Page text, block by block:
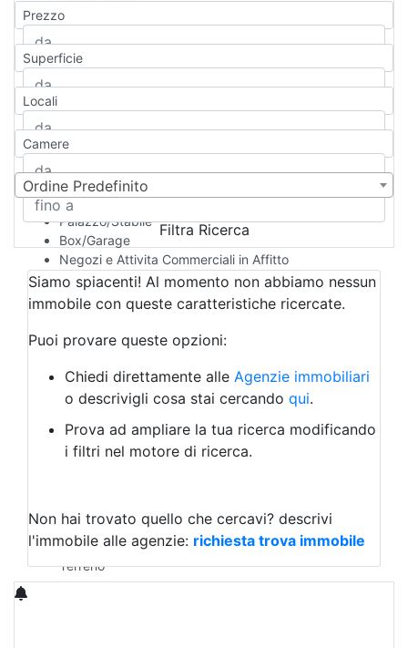
Qualsiasi
Appartamento
Casa indipendente
Casa Semi-indipendente
Attico/Mansarda
Rustico/Casale
Camera d'Albergo
Multiproprietà
Palazzo/Stabile
Box/Garage
Negozi e Attivita Commerciali in Affitto
Qualsiasi
Attività/Licenza Commerciale
Azienda Agricola
Bar/Ristorante
Albergo
Laboratorio Artigianale
Negozio/locale commerciale
Agriturismo
Magazzini
Qualsiasi
Terreno edificabile
Terreno
Prezzo
Superficie
Locali
Camere
Ordine Predefinito
Filtra Ricerca
Siamo spiacenti! Al momento non abbiamo nessun
immobile con queste caratteristiche ricercate.
Puoi provare queste opzioni:
Chiedi direttamente alle Agenzie immobiliari
o descrivigli cosa stai cercando qui.
Prova ad ampliare la tua ricerca modificando
i filtri nel motore di ricerca.
Non hai trovato quello che cercavi? descrivi
l'immobile alle agenzie: richiesta trova immobile